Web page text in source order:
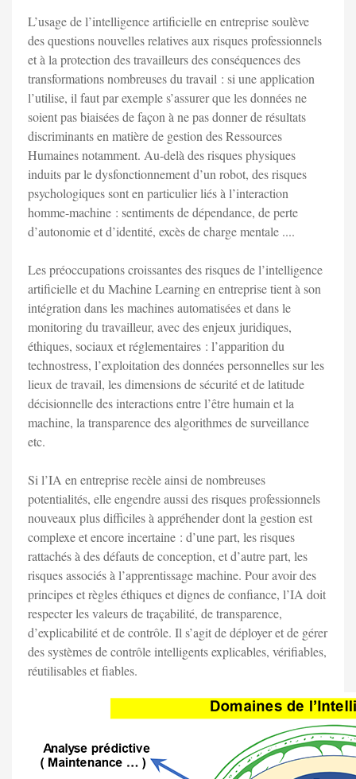
L’usage de l’intelligence artificielle en entreprise soulève
des questions nouvelles relatives aux risques professionnels
et à la protection des travailleurs des conséquences des
transformations nombreuses du travail : si une application
l’utilise, il faut par exemple s’assurer que les données ne
soient pas biaisées de façon à ne pas donner de résultats
discriminants en matière de gestion des Ressources
Humaines notamment. Au-delà des risques physiques
induits par le dysfonctionnement d’un robot, des risques
psychologiques sont en particulier liés à l’interaction
homme-machine : sentiments de dépendance, de perte
d’autonomie et d’identité, excès de charge mentale ....
Les préoccupations croissantes des risques de l’intelligence
artificielle et du Machine Learning en entreprise tient à son
intégration dans les machines automatisées et dans le
monitoring du travailleur, avec des enjeux juridiques,
éthiques, sociaux et réglementaires : l’apparition du
technostress, l’exploitation des données personnelles sur les
lieux de travail, les dimensions de sécurité et de latitude
décisionnelle des interactions entre l’être humain et la
machine, la transparence des algorithmes de surveillance
etc.
Si l’IA en entreprise recèle ainsi de nombreuses
potentialités, elle engendre aussi des risques professionnels
nouveaux plus difficiles à appréhender dont la gestion est
complexe et encore incertaine : d’une part, les risques
rattachés à des défauts de conception, et d’autre part, les
risques associés à l’apprentissage machine. Pour avoir des
principes et règles éthiques et dignes de confiance, l’IA doit
respecter les valeurs de traçabilité, de transparence,
d’explicabilité et de contrôle. Il s’agit de déployer et de gérer
des systèmes de contrôle intelligents explicables, vérifiables,
réutilisables et fiables.